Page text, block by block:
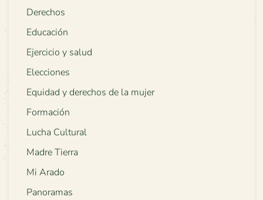
Derechos
Educación
Ejercicio y salud
Elecciones
Equidad y derechos de la mujer
Formación
Lucha Cultural
Madre Tierra
Mi Arado
Panoramas